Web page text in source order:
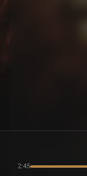
2:45